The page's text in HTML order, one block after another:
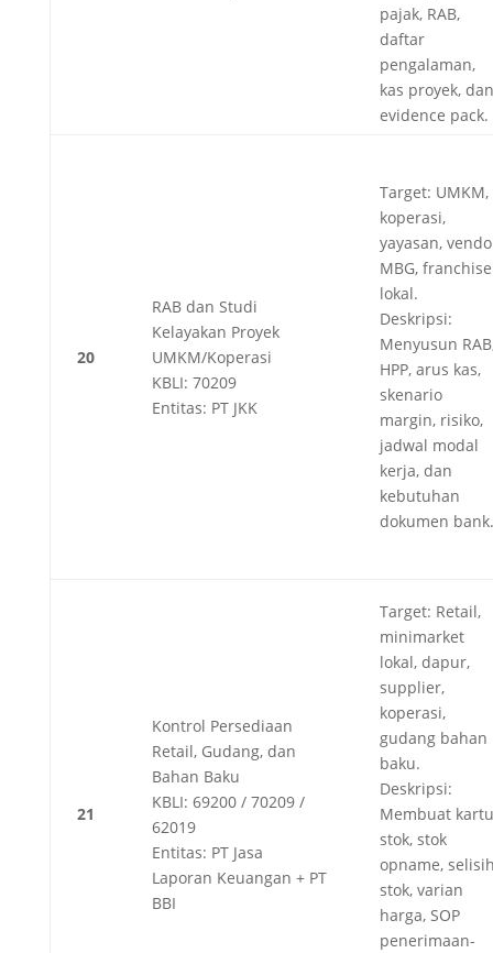
pajak, RAB,
daftar
pengalaman,
kas proyek, dan
evidence pack.
20
RAB dan Studi
Kelayakan Proyek
UMKM/Koperasi
KBLI: 70209
Entitas: PT JKK
Target: UMKM,
koperasi,
yayasan,
MBG, franchise
lokal.
Deskripsi:
Menyusun
HPP, arus kas,
skenario
margin, risiko,
jadwal modal
kerja, dan
kebutuhan
dokumen bank.
21
Kontrol Persediaan
Retail, Gudang, dan
Bahan Baku
KBLI: 69200 / 70209 /
62019
Entitas: PT Jasa
Laporan Keuangan + PT
BBI
Target: Retail,
minimarket
lokal, dapur,
supplier,
koperasi,
gudang bahan
baku.
Deskripsi:
Membuat kartu
stok, stok
opname,
stok, varian
harga, SOP
penerimaan-